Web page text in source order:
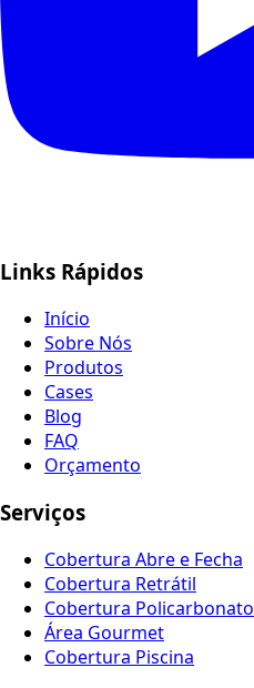
Links Rápidos
Início
Sobre Nós
Produtos
Cases
Blog
FAQ
Orçamento
Serviços
Cobertura Abre e Fecha
Cobertura Retrátil
Cobertura Policarbonato
Área Gourmet
Cobertura Piscina